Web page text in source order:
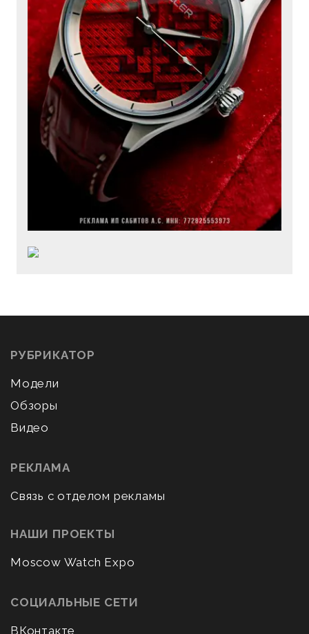
РУБРИКАТОР
Модели
Обзоры
Видео
РЕКЛАМА
Связь с отделом рекламы
НАШИ ПРОЕКТЫ
Moscow Watch Expo
СОЦИАЛЬНЫЕ СЕТИ
ВКонтакте